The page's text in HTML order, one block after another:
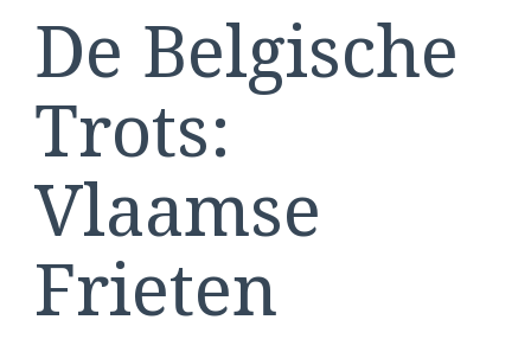
De Belgische
Trots:
Vlaamse
Frieten